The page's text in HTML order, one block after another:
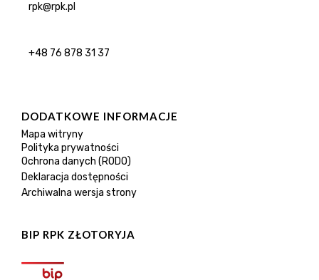
rpk@rpk.pl
+48 76 878 31 37
DODATKOWE INFORMACJE
Mapa witryny
Polityka prywatności
Ochrona danych (RODO)
Deklaracja dostępności
Archiwalna wersja strony
BIP RPK ZŁOTORYJA